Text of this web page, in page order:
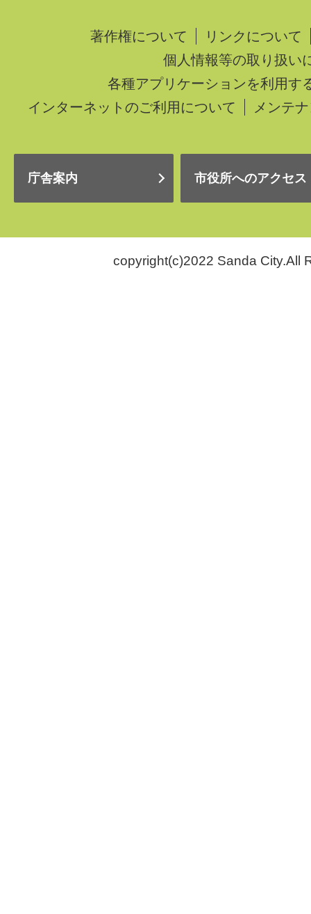
著作権について
リンクについて
個人情報等の取り扱い
各種アプリケーションを利用す
インターネットのご利用について
メンテ
庁舎案内 市役所へのアクセス
copyright(c)2022 Sanda City.All